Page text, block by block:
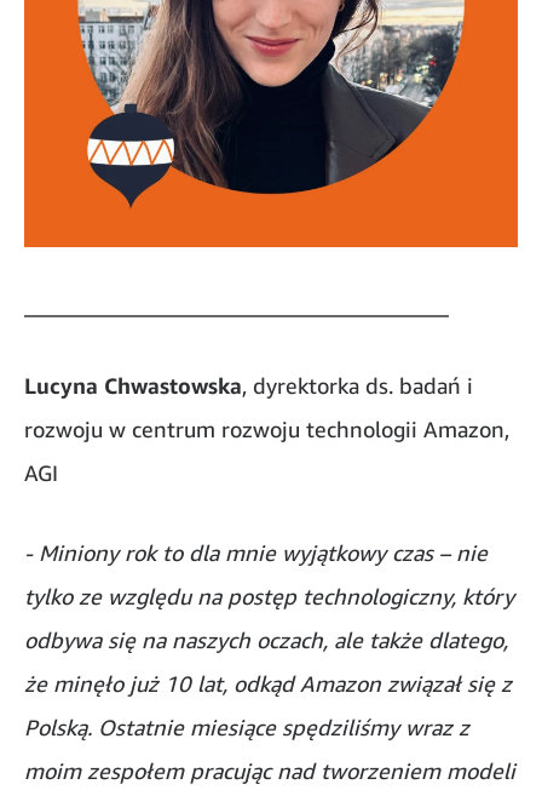
Lucyna Chwastowska, dyrektorka ds. badań i
rozwoju w centrum rozwoju technologii Amazon,
AGI
- Miniony rok to dla mnie wyjątkowy czas – nie
tylko ze względu na postęp technologiczny, który
odbywa się na naszych oczach, ale także dlatego,
że minęło już 10 lat, odkąd Amazon związał się z
Polską. Ostatnie miesiące spędziliśmy wraz z
moim zespołem pracując nad tworzeniem modeli